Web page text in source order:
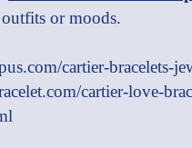
or moods.
cartier-bracelets-
cartier-love-